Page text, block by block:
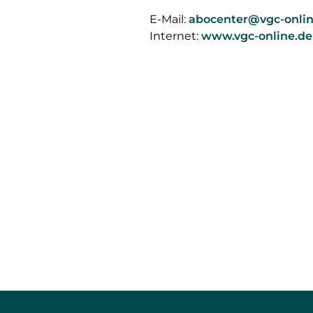
E-Mail: abocenter@vgc-
Internet: www.vgc-online.de